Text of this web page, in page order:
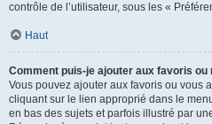
contrôle de l’utilisateur, sous les «
Haut
Comment puis-je ajouter aux favoris ou
Vous pouvez ajouter aux favoris ou vous
cliquant sur le lien approprié dans le
en bas des sujets et parfois illustré par